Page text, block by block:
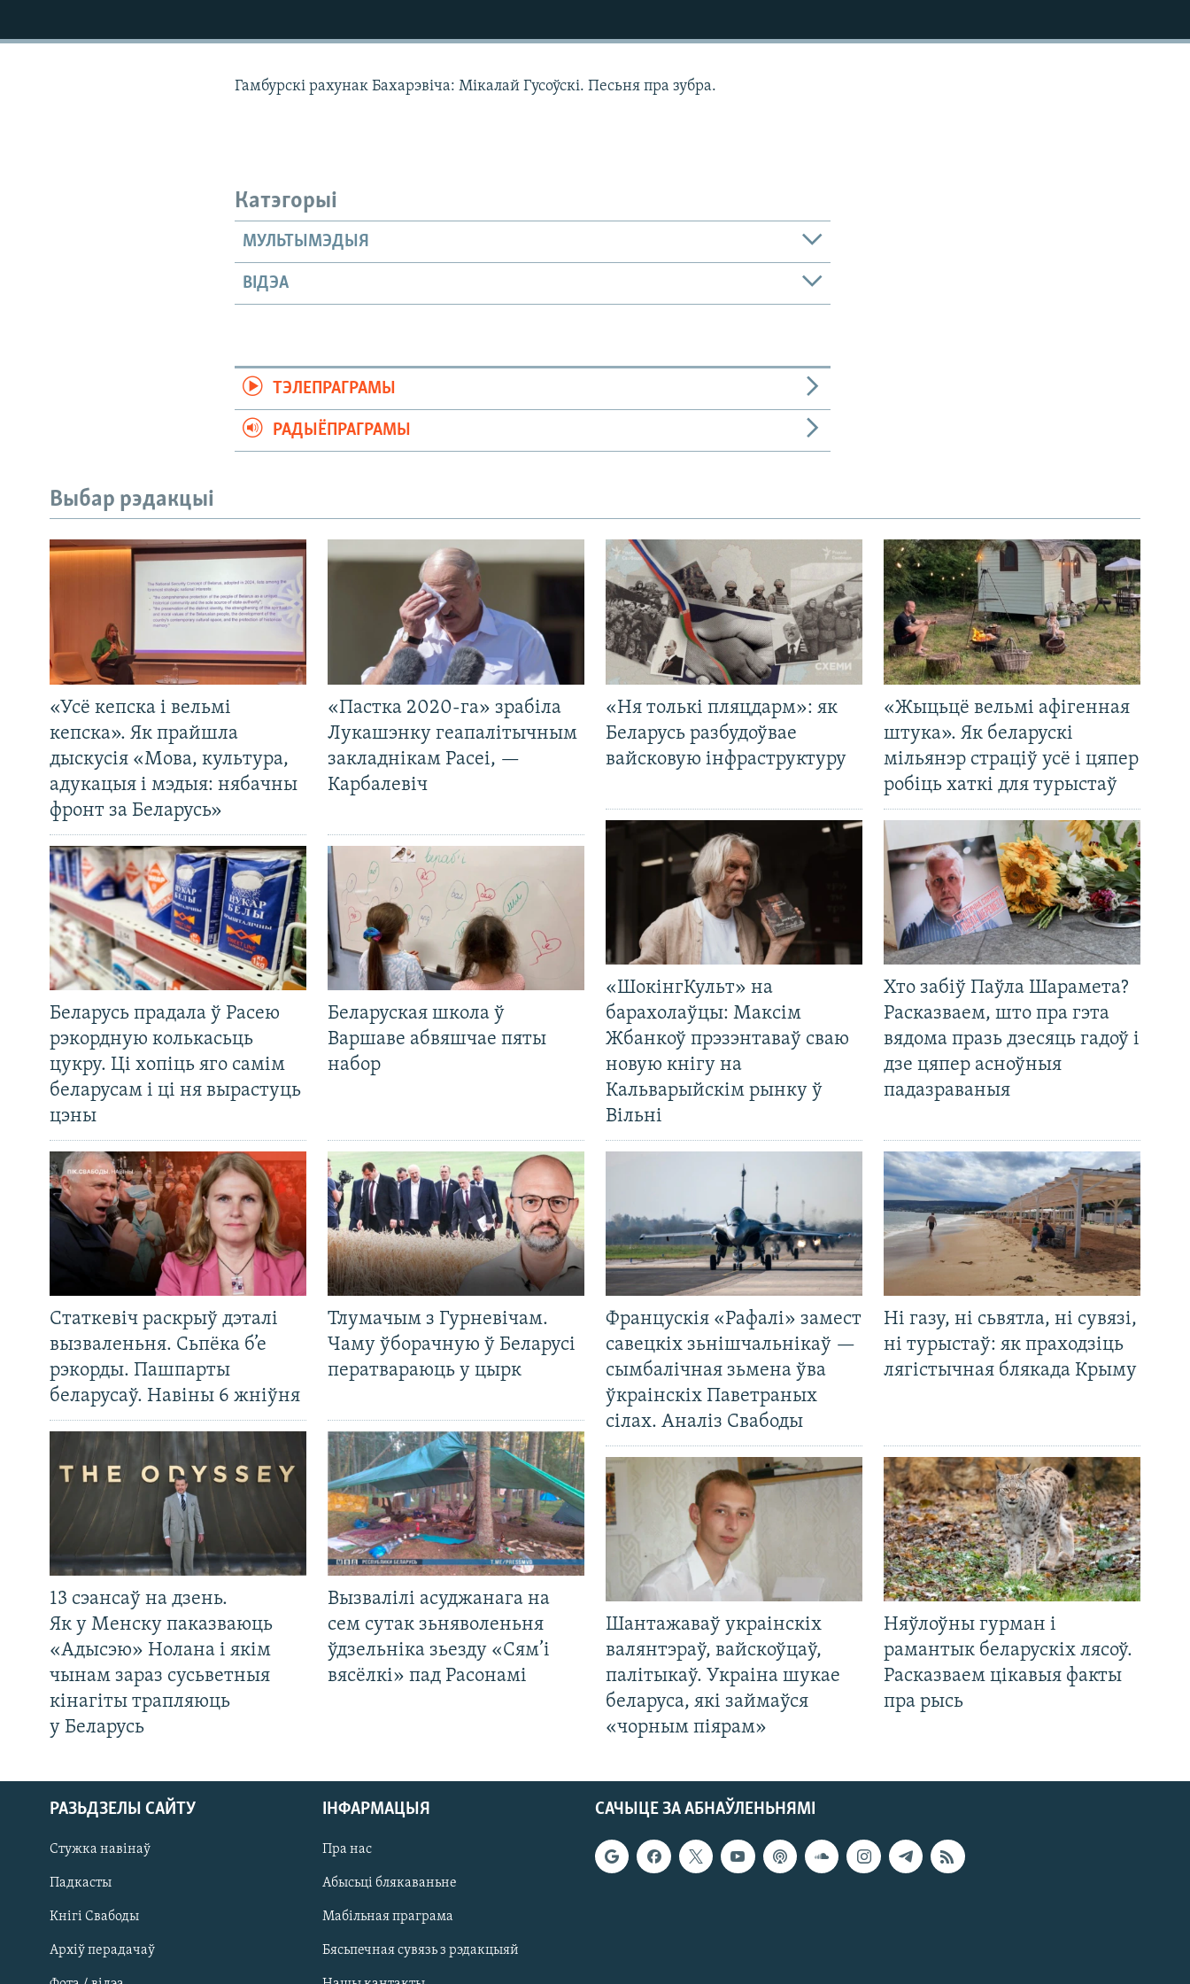
Гамбурскі рахунак Бахарэвіча: Мікалай Гусоўскі. Песьня пра зубра.
Катэгорыі
МУЛЬТЫМЭДЫЯ
ВІДЭА
ТЭЛЕПРАГРАМЫ
РАДЫЁПРАГРАМЫ
Выбар рэдакцыі
«Усё кепска і вельмі
кепска». Як прайшла
дыскусія «Мова, культура,
адукацыя і мэдыя: нябачны
фронт за Беларусь»
«Пастка 2020-га» зрабіла
Лукашэнку геапалітычным
закладнікам Расеі, —
Карбалевіч
Беларусь прадала ў Расею
рэкордную колькасьць
цукру. Ці хопіць яго самім
беларусам і ці ня вырастуць
цэны
Беларуская школа ў
Варшаве абвяшчае пяты
набор
Статкевіч раскрыў дэталі
вызваленьня. Сьпёка б’е
рэкорды. Пашпарты
беларусаў. Навіны 6 жніўня
Тлумачым з Гурневічам.
Чаму ўборачную ў Беларусі
ператвараюць у цырк
13 сэансаў на дзень.
Як у Менску паказваюць
«Адысэю» Нолана і якім
чынам зараз сусьветныя
кінагіты трапляюць
у Беларусь
Вызвалілі асуджанага на
сем сутак зьняволеньня
ўдзельніка зьезду «Сям’і
вясёлкі» пад Расонамі
«Ня толькі пляцдарм»: як
Беларусь разбудоўвае
вайсковую інфраструктуру
«Жыцьцё вельмі афігенная
штука». Як беларускі
мільянэр страціў усё і цяпер
робіць хаткі для турыстаў
«ШокінгКульт» на
барахолаўцы: Максім
Жбанкоў прэзэнтаваў сваю
новую кнігу на
Кальварыйскім рынку ў
Вільні
Хто забіў Паўла Шарамета?
Расказваем, што пра гэта
вядома празь дзесяць гадоў і
дзе цяпер асноўныя
падазраваныя
Францускія «Рафалі» замест
савецкіх зьнішчальнікаў —
сымбалічная зьмена ўва
ўкраінскіх Паветраных
сілах. Аналіз Свабоды
Ні газу, ні сьвятла, ні сувязі,
ні турыстаў: як праходзіць
лягістычная блякада Крыму
Шантажаваў украінскіх
валянтэраў, вайскоўцаў,
палітыкаў. Украіна шукае
беларуса, які займаўся
«чорным піярам»
Няўлоўны гурман і
рамантык беларускіх лясоў.
Расказваем цікавыя факты
пра рысь
САЧЫЦЕ ЗА АБНАЎЛЕНЬНЯМІ
РАЗЬДЗЕЛЫ САЙТУ
Стужка навінаў
Падкасты
Кнігі Свабоды
Архіў перадачаў
ІНФАРМАЦЫЯ
Пра нас
Абысьці блякаваньне
Мабільная праграма
Бясьпечная сувязь з рэдакцыяй